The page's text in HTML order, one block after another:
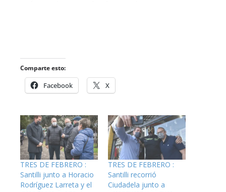
Comparte esto:
Facebook X
TRES DE FEBRERO :
Santilli junto a Horacio
Rodríguez Larreta y el
TRES DE FEBRERO :
Santilli recorrió
Ciudadela junto a